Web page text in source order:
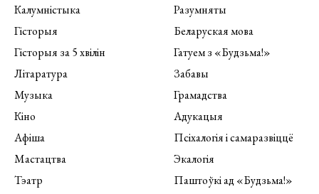
Калумністыка
Гісторыя
Гісторыя за 5 хвілін
Літаратура
Музыка
Кіно
Афіша
Мастацтва
Тэатр
Разумняты
Беларуская мова
Гатуем з «Будзьма!»
Забавы
Грамадства
Адукацыя
Псіхалогія і самаразвіццё
Экалогія
Паштоўкі ад «Будзьма!»